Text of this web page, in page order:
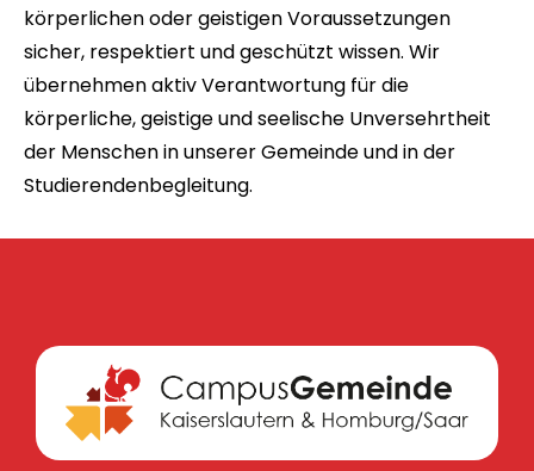
körperlichen oder geistigen Voraussetzungen
sicher, respektiert und geschützt wissen. Wir
übernehmen aktiv Verantwortung für die
körperliche, geistige und seelische Unversehrtheit
der Menschen in unserer Gemeinde und in der
Studierendenbegleitung.